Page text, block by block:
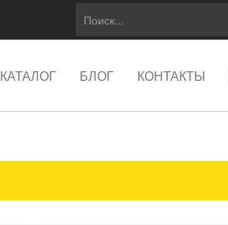
КАТАЛОГ БЛОГ КОНТАКТЫ